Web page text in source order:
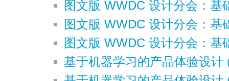
图文版 WWDC 设计分会：
图文版 WWDC 设计分会：
图文版 WWDC 设计分会：基
基于机器学习的产品体验设计